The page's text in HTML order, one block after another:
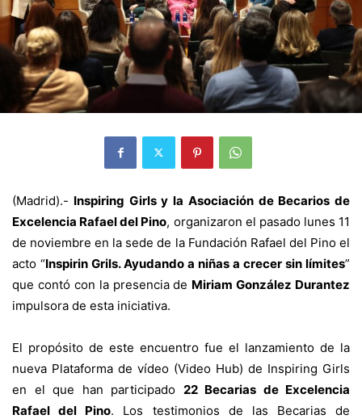
(Madrid).- Inspiring Girls y la Asociación de Becarios de
Excelencia Rafael del Pino, organizaron el pasado lunes 11
de noviembre en la sede de la Fundación Rafael del Pino el
acto “Inspirin Grils. Ayudando a niñas a crecer sin límites”
que contó con la presencia de Miriam González Durantez
impulsora de esta iniciativa.
El propósito de este encuentro fue el lanzamiento de la
nueva Plataforma de vídeo (Video Hub) de Inspiring Girls
en el que han participado 22 Becarias de Excelencia
Rafael del Pino. Los testimonios de las Becarias de